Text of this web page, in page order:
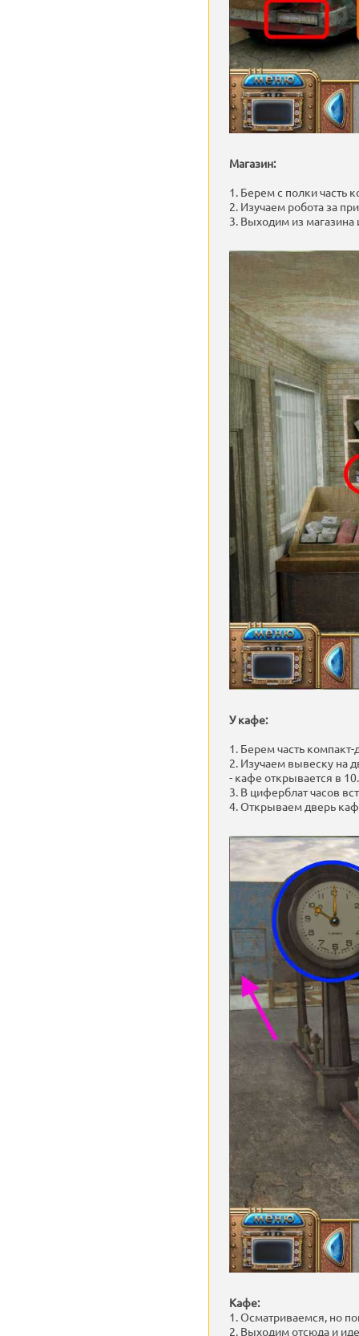
Магазин:
1. Берем с полки часть
2. Изучаем робота за
3. Выходим из магазина
У кафе:
1. Берем часть компакт-
2. Изучаем вывеску на
- кафе открывается в
3. В циферблат часов
4. Открываем дверь
Кафе:
1. Осматриваемся, но
2. Выходим отсюда и